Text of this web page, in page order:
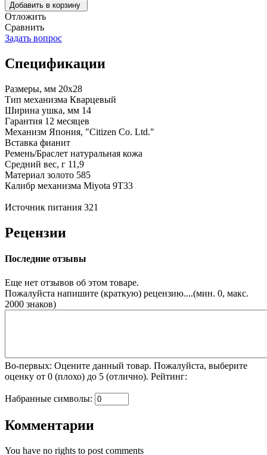
Добавить в корзину
Отложить
Сравнить
Задать вопрос
Спецификации
Размеры, мм 20x28
Тип механизма Кварцевый
Ширина ушка, мм 14
Гарантия 12 месяцев
Механизм Япония, "Citizen Co. Ltd."
Вставка фианит
Ремень/Браслет натуральная кожа
Средний вес, г 11,9
Материал золото 585
Калибр механизма Miyota 9T33
Источник питания 321
Рецензии
Последние отзывы
Еще нет отзывов об этом товаре.
Пожалуйста напишите (краткую) рецензию....(мин. 0, макс.
2000 знаков)
Во-первых: Оцените данный товар. Пожалуйста, выберите
оценку от 0 (плохо) до 5 (отлично). Рейтинг:
Набранные символы:
Комментарии
You have no rights to post comments